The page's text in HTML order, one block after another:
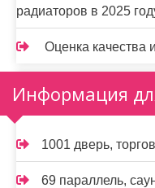
радиаторов в 2025
Оценка качества
Информация
1001 дверь,
69 параллель,